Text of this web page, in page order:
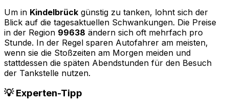
Um in Kindelbrück günstig zu tanken, lohnt sich der
Blick auf die tagesaktuellen Schwankungen. Die Preise
in der Region 99638 ändern sich oft mehrfach pro
Stunde. In der Regel sparen Autofahrer am meisten,
wenn sie die Stoßzeiten am Morgen meiden und
stattdessen die späten Abendstunden für den Besuch
der Tankstelle nutzen.
💡 Experten-Tipp